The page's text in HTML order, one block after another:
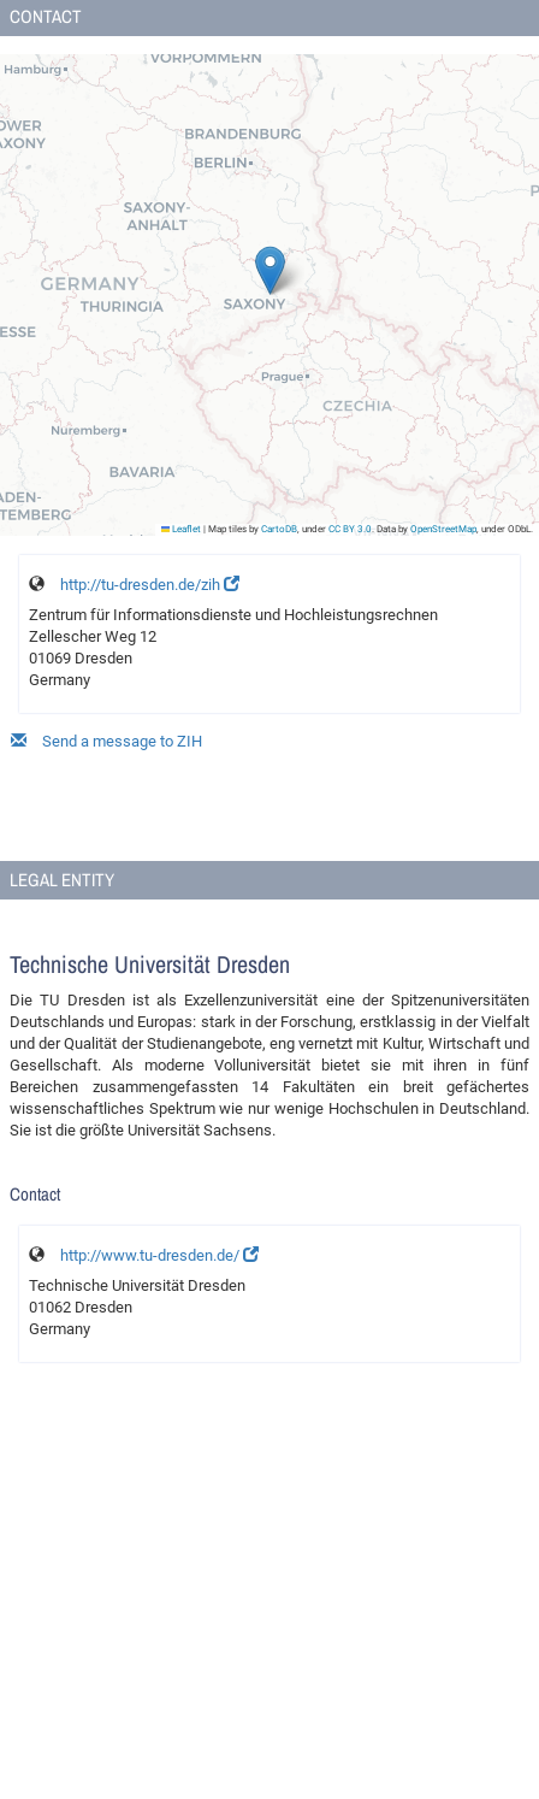
CONTACT
Leaflet Map tiles by CartoDB , under CC BY 3.0 . Data by OpenStreetMap , under ODbL.
http://tu-dresden.de/zih
Zentrum für Informationsdienste und Hochleistungsrechnen
Zellescher Weg 12
01069 Dresden
Germany
Send a message to ZIH
LEGAL ENTITY
Technische Universität Dresden
Die TU Dresden ist als Exzellenzuniversität eine der Spitzenuniversitäten
Deutschlands und Europas: stark in der Forschung, erstklassig in der Vielfalt
und der Qualität der Studienangebote, eng vernetzt mit Kultur, Wirtschaft und
Gesellschaft. Als moderne Volluniversität bietet sie mit ihren in fünf
Bereichen zusammengefassten 14 Fakultäten ein breit gefächertes
wissenschaftliches Spektrum wie nur wenige Hochschulen in Deutschland.
Sie ist die größte Universität Sachsens.
Contact
http://www.tu-dresden.de/
Technische Universität Dresden
01062 Dresden
Germany